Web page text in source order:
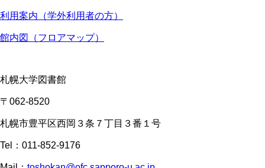
利用案内（学外利用者の方）
館内図（フロアマップ）
札幌大学図書館
〒062-8520
札幌市豊平区西岡３条７丁目３番１号
Tel：011-852-9176